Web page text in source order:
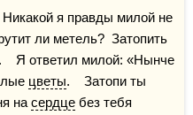
Никакой я правды милой не
ли метель?  Затопить
Я ответил милой: «Нынче
цветы.    Затопи ты
на сердце без тебя